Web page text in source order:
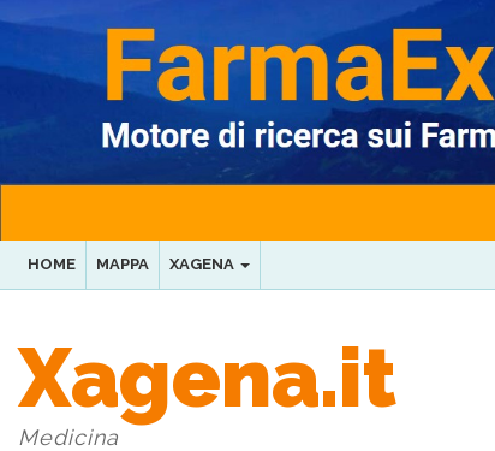
HOME MAPPA XAGENA
Xagena.it
Medicina